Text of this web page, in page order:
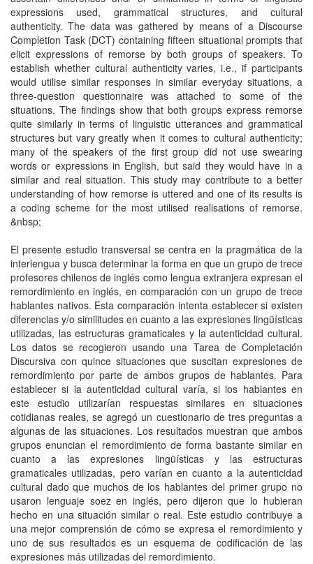
expressions used, grammatical structures, and cultural
authenticity. The data was gathered by means of a Discourse
Completion Task (DCT) containing fifteen situational prompts that
elicit expressions of remorse by both groups of speakers. To
establish whether cultural authenticity varies, i.e., if participants
would utilise similar responses in similar everyday situations, a
three-question questionnaire was attached to some of the
situations. The findings show that both groups express remorse
quite similarly in terms of linguistic utterances and grammatical
structures but vary greatly when it comes to cultural authenticity;
many of the speakers of the first group did not use swearing
words or expressions in English, but said they would have in a
similar and real situation. This study may contribute to a better
understanding of how remorse is uttered and one of its results is
a coding scheme for the most utilised realisations of remorse.
&nbsp;
El presente estudio transversal se centra en la pragmática de la
interlengua y busca determinar la forma en que un grupo de trece
profesores chilenos de inglés como lengua extranjera expresan el
remordimiento en inglés, en comparación con un grupo de trece
hablantes nativos. Esta comparación intenta establecer si existen
diferencias y/o similitudes en cuanto a las expresiones lingüísticas
utilizadas, las estructuras gramaticales y la autenticidad cultural.
Los datos se recogieron usando una Tarea de Completación
Discursiva con quince situaciones que suscitan expresiones de
remordimiento por parte de ambos grupos de hablantes. Para
establecer si la autenticidad cultural varía, si los hablantes en
este estudio utilizarían respuestas similares en situaciones
cotidianas reales, se agregó un cuestionario de tres preguntas a
algunas de las situaciones. Los resultados muestran que ambos
grupos enuncian el remordimiento de forma bastante similar en
cuanto a las expresiones lingüísticas y las estructuras
gramaticales utilizadas, pero varían en cuanto a la autenticidad
cultural dado que muchos de los hablantes del primer grupo no
usaron lenguaje soez en inglés, pero dijeron que lo hubieran
hecho en una situación similar o real. Este estudio contribuye a
una mejor comprensión de cómo se expresa el remordimiento y
uno de sus resultados es un esquema de codificación de las
expresiones más utilizadas del remordimiento.